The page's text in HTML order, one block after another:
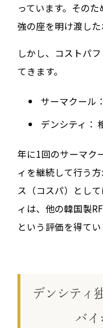
っています。その
強の座を明け渡した
しかし、コストパ
てきます。
サーマクール：
デンシティ：
年に1回のサーマク
ィを継続して行う
ス（コスパ）とし
ィは、他の韓国製
という評価を得てい
デンシティ
バイ